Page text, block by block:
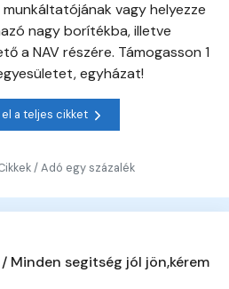
vagy helyezze
nagy borítékba, illetve
a NAV részére. Támogasson 1
egyházat!
a teljes cikket
/ Adó egy százalék
Minden segitség jól jön,kérem